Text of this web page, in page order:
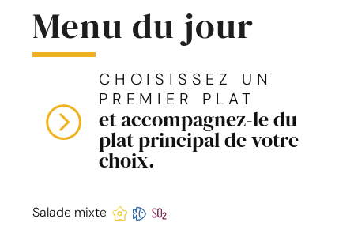
Menu du jour
CHOISISSEZ UN
PREMIER PLAT
et accompagnez-le du
plat principal de votre
choix.
Salade mixte